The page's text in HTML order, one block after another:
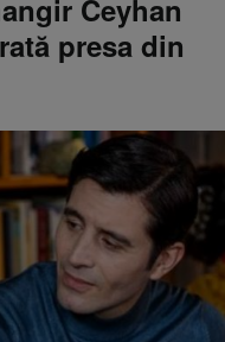
Ceyhan
presa din